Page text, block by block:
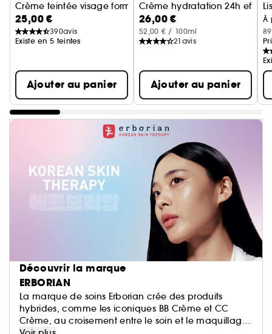
Crème teintée visage format voyage
25,00 €
390avis
Existe en 5 teintes
Ajouter au panier
Crème hydratation 24h effet
26,00 €
52,00 € / 100ml
21 avis
Ajouter au panier
À
Découvrir la marque
ERBORIAN
La marque de soins Erborian crée des produits
hybrides, comme les iconiques BB Crème et CC
Crème, au croisement entre le soin et le maquillage.